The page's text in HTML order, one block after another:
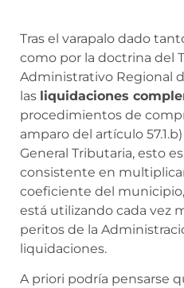
Tras el varapalo dado
como por la doctrina del
Administrativo Regional
las liquidaciones
procedimientos de
amparo del artículo
General Tributaria, esto
consistente en
coeficiente del
está utilizando cada vez
peritos de la
liquidaciones.
A priori podría pensarse